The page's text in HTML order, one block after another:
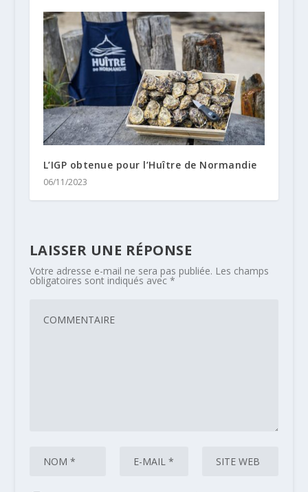
L’IGP obtenue pour l’Huître de Normandie
06/11/2023
LAISSER UNE RÉPONSE
Votre adresse e-mail ne sera pas publiée. Les champs
obligatoires sont indiqués avec *